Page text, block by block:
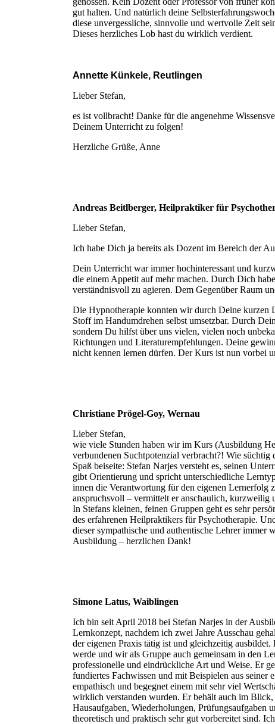
gut halten. Und natürlich deine
diese unvergessliche, sinnvolle und wertvolle Zeit
Dieses herzliches Lob hast du wirklich verdient.
Annette Künkele, Reutlingen
Lieber Stefan,
es ist vollbracht! Danke für die angenehme
Deinem Unterricht zu folgen!
Herzliche Grüße, Anne
Andreas Beitlberger, Heilpraktiker für
Lieber Stefan,
Ich habe Dich ja bereits als Dozent im Bereich der
Dein Unterricht war immer hochinteressant und
die einem Appetit auf mehr machen. Durch Dich
verständnisvoll zu agieren. Dem Gegenüber Raum
Die Hypnotherapie konnten wir durch Deine kurzen
Stoff im Handumdrehen selbst umsetzbar. Durch
sondern Du hilfst über uns vielen, vielen noch
Richtungen und Literaturempfehlungen. Deine
nicht kennen lernen dürfen. Der Kurs ist nun vorbei
Christiane Prögel-Goy, Wernau
Lieber Stefan,
wie viele Stunden haben wir im Kurs (Ausbildung
verbundenen Suchtpotenzial verbracht?! Wie
Spaß beiseite: Stefan Narjes versteht es, seinen
gibt Orientierung und spricht unterschiedliche
innen die Verantwortung für den eigenen Lernerfolg
anspruchsvoll – vermittelt er anschaulich, kurzweilig
In Stefans kleinen, feinen Gruppen geht es sehr
des erfahrenen Heilpraktikers für Psychotherapie.
dieser sympathische und authentische Lehrer
Ausbildung – herzlichen Dank!
Simone Latus, Waiblingen
Ich bin seit April 2018 bei Stefan Narjes in der
Lernkonzept, nachdem ich zwei Jahre Ausschau
der eigenen Praxis tätig ist und gleichzeitig
werde und wir als Gruppe auch gemeinsam in den
professionelle und eindrückliche Art und Weise. Er
fundiertes Fachwissen und mit Beispielen aus seiner
empathisch und begegnet einem mit sehr viel
wirklich verstanden wurden. Er behält auch im
Hausaufgaben, Wiederholungen, Prüfungsaufgaben
theoretisch und praktisch sehr gut vorbereitet sind.